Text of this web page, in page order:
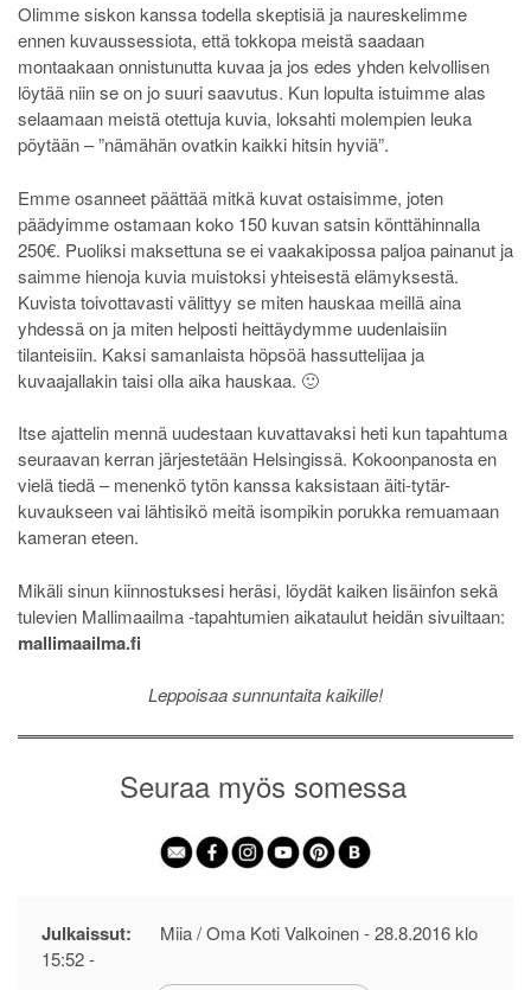
Olimme siskon kanssa todella skeptisiä ja naureskelimme
ennen kuvaussessiota, että tokkopa meistä saadaan
montaakaan onnistunutta kuvaa ja jos edes yhden kelvollisen
löytää niin se on jo suuri saavutus. Kun lopulta istuimme alas
selaamaan meistä otettuja kuvia, loksahti molempien leuka
pöytään – ”nämähän ovatkin kaikki hitsin hyviä”.
Emme osanneet päättää mitkä kuvat ostaisimme, joten
päädyimme ostamaan koko 150 kuvan satsin könttähinnalla
250€. Puoliksi maksettuna se ei vaakakipossa paljoa painanut ja
saimme hienoja kuvia muistoksi yhteisestä elämyksestä.
Kuvista toivottavasti välittyy se miten hauskaa meillä aina
yhdessä on ja miten helposti heittäydymme uudenlaisiin
tilanteisiin. Kaksi samanlaista höpsöä hassuttelijaa ja
kuvaajallakin taisi olla aika hauskaa. 🙂
Itse ajattelin mennä uudestaan kuvattavaksi heti kun tapahtuma
seuraavan kerran järjestetään Helsingissä. Kokoonpanosta en
vielä tiedä – menenkö tytön kanssa kaksistaan äiti-tytär-
kuvaukseen vai lähtisikö meitä isompikin porukka remuamaan
kameran eteen.
Mikäli sinun kiinnostuksesi heräsi, löydät kaiken lisäinfon sekä
tulevien Mallimaailma -tapahtumien aikataulut heidän sivuiltaan:
mallimaailma.fi
Leppoisaa sunnuntaita kaikille!
Seuraa myös somessa
Julkaissut: Miia / Oma Koti Valkoinen -28.8.2016 klo
15:52-